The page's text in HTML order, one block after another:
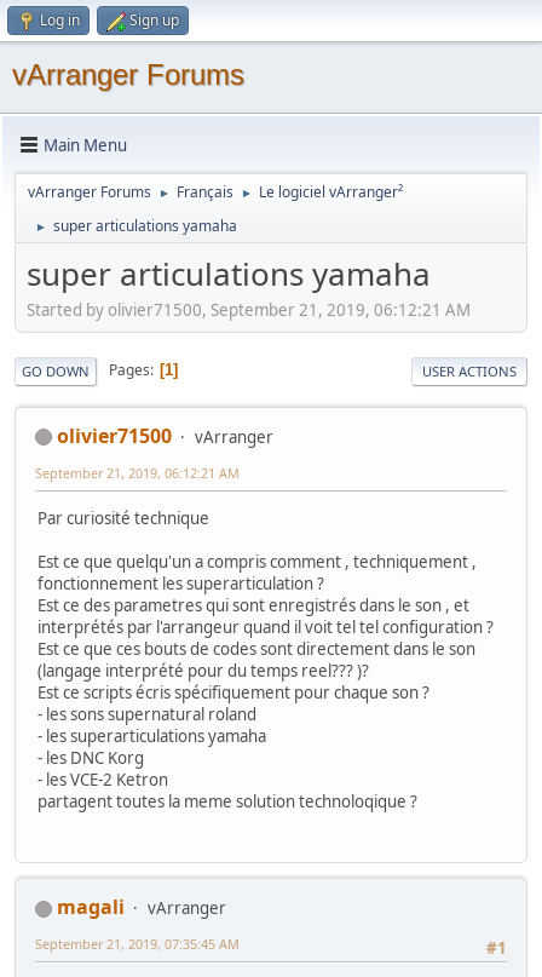
Log in Sign up
vArranger Forums
Main Menu
vArranger Forums ► Français ► Le logiciel vArranger²
► super articulations yamaha
super articulations yamaha
Started by olivier71500, September 21, 2019, 06:12:21 AM
GO DOWN Pages 1 USER ACTIONS
olivier71500 vArranger
September 21, 2019, 06:12:21 AM
Par curiosité technique
Est ce que quelqu'un a compris comment , techniquement ,
fonctionnement les superarticulation ?
Est ce des parametres qui sont enregistrés dans le son , et
interprétés par l'arrangeur quand il voit tel tel configuration ?
Est ce que ces bouts de codes sont directement dans le son
(langage interprété pour du temps reel??? )?
Est ce scripts écris spécifiquement pour chaque son ?
- les sons supernatural roland
- les superarticulations yamaha
- les DNC Korg
- les VCE-2 Ketron
partagent toutes la meme solution technoloqique ?
magali
vArranger
#1
September 21, 2019, 07:35:45 AM